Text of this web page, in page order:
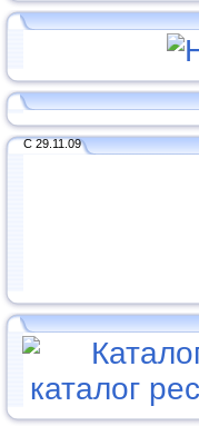
С 29.11.09